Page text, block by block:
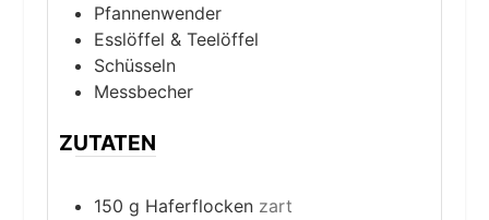
Pfannenwender
Esslöffel & Teelöffel
Schüsseln
Messbecher
ZUTATEN
150 g Haferflocken zart